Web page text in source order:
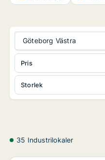
Göteborg Västra
Storlek
Pris
35 Industrilokaler